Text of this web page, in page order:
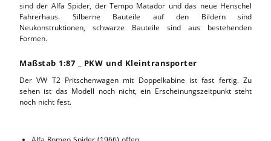
sind der Alfa Spider, der Tempo Matador und das neue Henschel
Fahrerhaus. Silberne Bauteile auf den Bildern sind
Neukonstruktionen, schwarze Bauteile sind aus bestehenden
Formen.
Maßstab 1:87 _ PKW und Kleintransporter
Der VW T2 Pritschenwagen mit Doppelkabine ist fast fertig. Zu
sehen ist das Modell noch nicht, ein Erscheinungszeitpunkt steht
noch nicht fest.